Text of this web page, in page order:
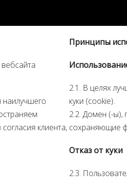
клиента,
Принципы
2.1. В целях
куки (cookie).
2.2. Домен (-ы),
сохраняющие
Отказ от куки
2.3.